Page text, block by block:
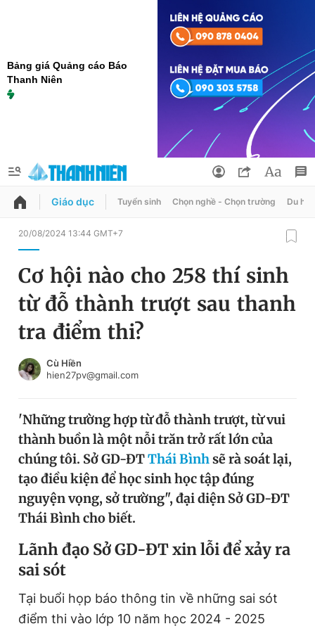
Bảng giá Quảng cáo Báo
Thanh Niên
QUẢNG CÁO ĐẶT BÁO
Chuyên mục
Chuyên mục khác
Chào ngày mới
Video Magazine
Sản phẩm khác
Thông tin tòa soạn
Đổi mật khẩu
Tin đã lưu
Đăng xuất
Giáo dục Tuyển sinh Chọn nghề - Chọn trường Du học
20/08/2024 13:44 GMT+7
Cơ hội nào cho 258 thí sinh
từ đỗ thành trượt sau thanh
tra điểm thi?
Cù Hiền
hien27pv@gmail.com
'Những trường hợp từ đỗ thành trượt, từ vui
thành buồn là một nỗi trăn trở rất lớn của
chúng tôi. Sở GD-ĐTThái Bìnhsẽ rà soát lại,
tạo điều kiện để học sinh học tập đúng
nguyện vọng, sở trường", đại diện Sở GD-ĐT
Thái Bình cho biết.
Lãnh đạo Sở GD-ĐT xin lỗi để xảy ra
sai sót
Tại buổi họp báo thông tin về những sai sót
điểm thi vào lớp 10 năm học 2024 - 2025